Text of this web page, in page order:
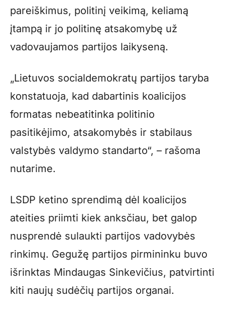
pareiškimus, politinį veikimą, keliamą
įtampą ir jo politinę atsakomybę už
vadovaujamos partijos laikyseną.
„Lietuvos socialdemokratų partijos taryba
konstatuoja, kad dabartinis koalicijos
formatas nebeatitinka politinio
pasitikėjimo, atsakomybės ir stabilaus
valstybės valdymo standarto“, – rašoma
nutarime.
LSDP ketino sprendimą dėl koalicijos
ateities priimti kiek anksčiau, bet galop
nusprendė sulaukti partijos vadovybės
rinkimų. Gegužę partijos pirmininku buvo
išrinktas Mindaugas Sinkevičius, patvirtinti
kiti naujų sudėčių partijos organai.